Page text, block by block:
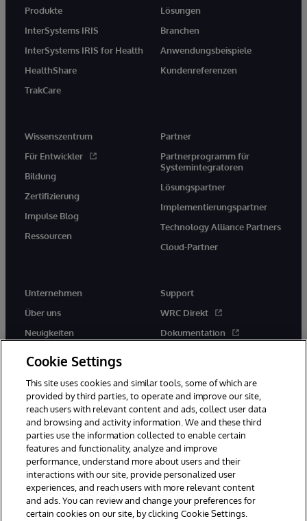
Produkte
InterSystems IRIS
InterSystems IRIS for Health
HealthShare
TrakCare
Lösungen
Branchen
Anwendungsbeispiele
Kundenreferenzen
Wissenszentrum
Für Entwickler
Bildung
Zertifizierung
Impulse Blog
Ressourcen
Partner
Partnerprogramm für
Systemintegratoren
Lösungspartner
Implementierungspartner
Technology Alliance Partners
Cloud-Partner
Unternehmen
Über uns
Neuigkeiten
Support
WRC Direkt
Dokumentation
© 1996-2026 InterSystems Corporation, Boston, MA. Alle Rechte
vorbehalten.
Mitteilungen/Geschäftsbedingungen
Geld-zurück-Garantie
Impressum Barrierefreiheit
Cookie Settings
This site uses cookies and similar tools, some of which are
provided by third parties, to operate and improve our site,
reach users with relevant content and ads, collect user data
and browsing and activity information. We and these third
parties use the information collected to enable certain
features and functionality, analyze and improve
performance, understand more about users and their
interactions with our site, provide personalized user
experiences, and reach users with more relevant content
and ads. You can review and change your preferences for
certain cookies on our site, by clicking Cookie Settings.